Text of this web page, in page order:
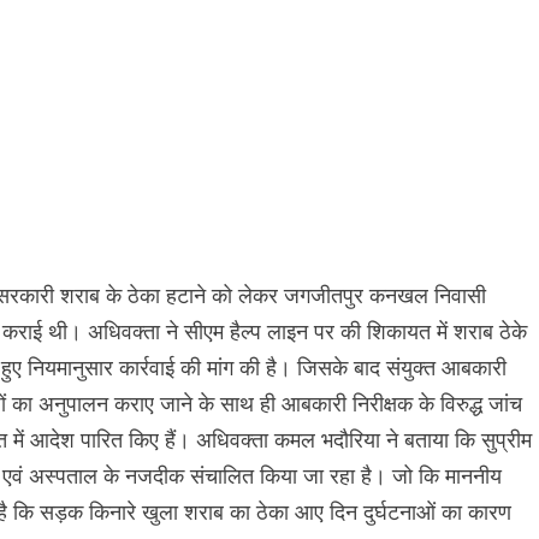
शराब के ठेका हटाने को लेकर जगजीतपुर कनखल निवासी
थी। अधिवक्ता ने सीएम हैल्प लाइन पर की शिकायत में शराब ठेके
कार्रवाई की मांग की है। जिसके बाद संयुक्त आबकारी
अनुपालन कराए जाने के साथ ही आबकारी निरीक्षक के विरुद्ध जांच
में आदेश पारित किए हैं। अधिवक्ता कमल भदौरिया ने बताया कि सुप्रीम
अस्पताल के नजदीक संचालित किया जा रहा है। जो कि माननीय
सड़क किनारे खुला शराब का ठेका आए दिन दुर्घटनाओं का कारण